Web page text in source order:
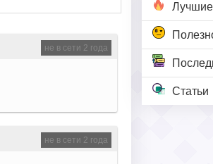
Лучшие
Статьи
не в сети 2 года
не в сети 2 года